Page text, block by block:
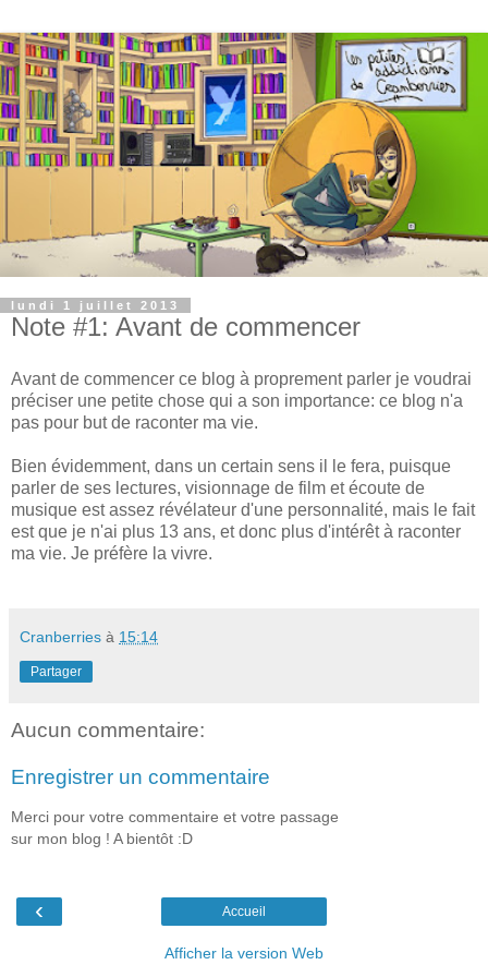
lundi 1 juillet 2013
Note #1: Avant de commencer
Avant de commencer ce blog à proprement parler je voudrai
préciser une petite chose qui a son importance: ce blog n'a
pas pour but de raconter ma vie.
Bien évidemment, dans un certain sens il le fera, puisque
parler de ses lectures, visionnage de film et écoute de
musique est assez révélateur d'une personnalité, mais le fait
est que je n'ai plus 13 ans, et donc plus d'intérêt à raconter
ma vie. Je préfère la vivre.
Cranberries à 15:14
Partager
Aucun commentaire:
Enregistrer un commentaire
Merci pour votre commentaire et votre passage
sur mon blog ! A bientôt :D
‹ Accueil
Afficher la version Web